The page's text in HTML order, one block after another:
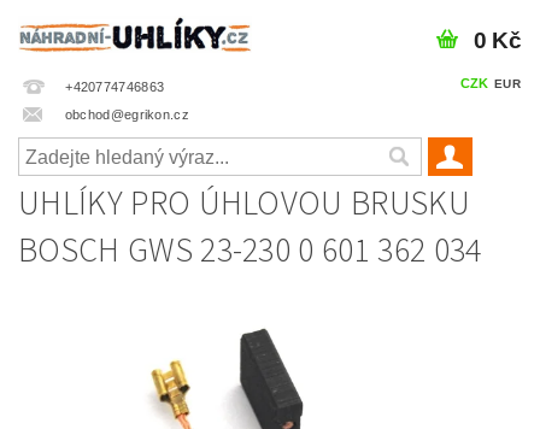
+420774746863
obchod@egrikon.cz
CZK EUR
0 Kč
UHLÍKY PRO ÚHLOVOU BRUSKU
BOSCH GWS 23-230 0 601 362 034